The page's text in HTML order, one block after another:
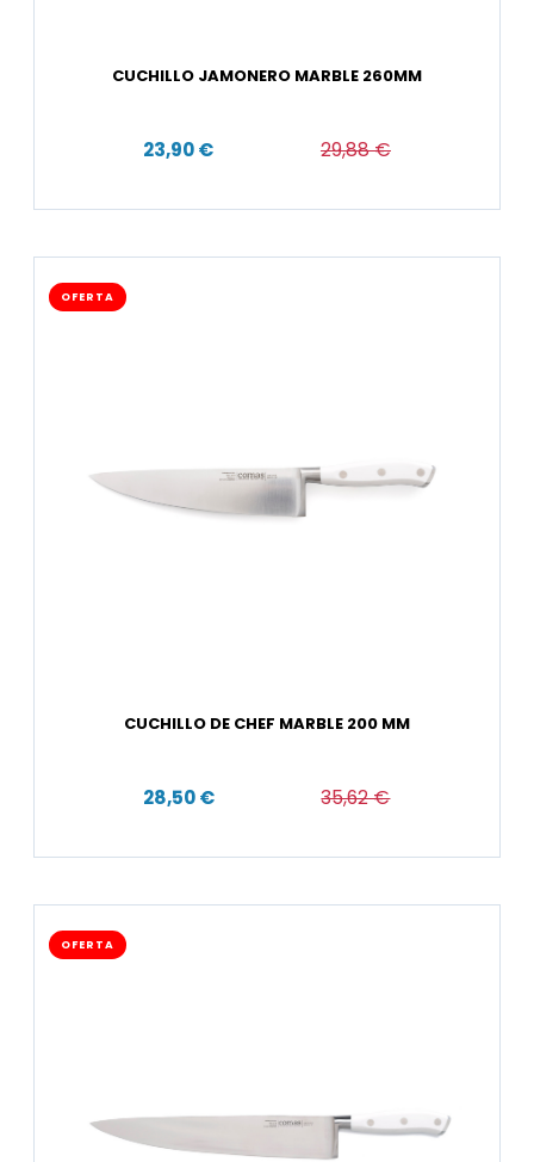
CUCHILLO JAMONERO MARBLE 260MM
23,90 € 29,88 €
OFERTA
CUCHILLO DE CHEF MARBLE 200 MM
28,50 € 35,62 €
OFERTA